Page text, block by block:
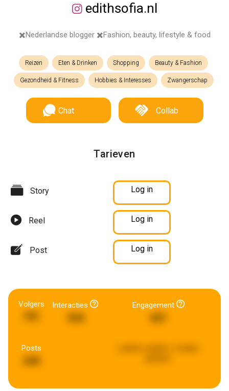
edithsofia.nl
✖️Nederlandse blogger ✖️Fashion, beauty, lifestyle & food
Reizen Eten & Drinken Shopping Beauty & Fashion
Gezondheid & Fitness Hobbies & Interesses Zwangerschap
Chat Collab
Tarieven
Story Log in
Reel Log in
Post Log in
Volgers Interacties Engagement
Posts